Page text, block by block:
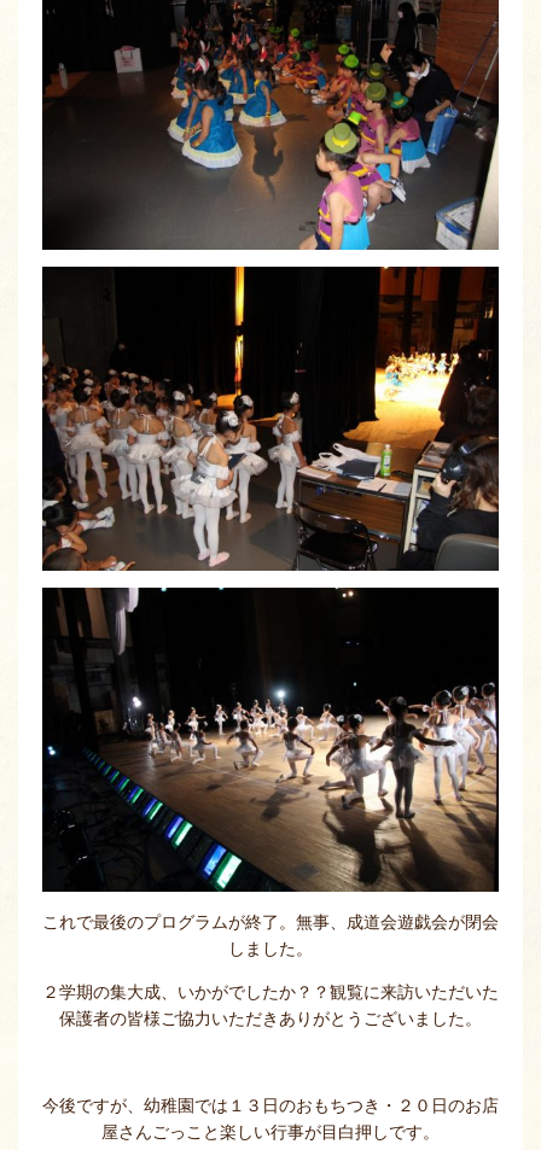
これで最後のプログラムが終了。無事、成道会遊戯会が閉会
しました。
２学期の集大成、いかがでしたか？？観覧に来訪いただいた
保護者の皆様ご協力いただきありがとうございました。
今後ですが、幼稚園では１３日のおもちつき・２０日のお店
屋さんごっこと楽しい行事が目白押しです。